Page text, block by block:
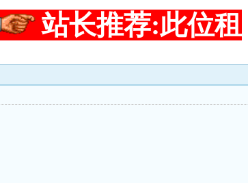
站长推荐:此位租